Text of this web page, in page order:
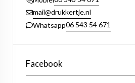
mail@drukkertje.nl
Whatsapp06 543 54 671
Facebook